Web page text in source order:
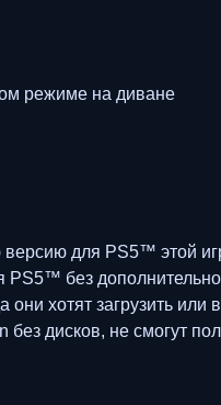
режиме на диване
версию для PS5™ этой
без
хотят загрузить
дисков, не смогут